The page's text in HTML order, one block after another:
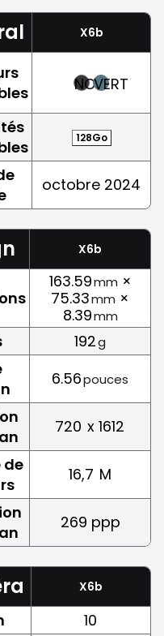
X6b
NOIRVERT
128Go
octobre 2024
X6b
163.59mm ×
75.33mm ×
8.39mm
192g
6.56pouces
720 x 1612
de
16,7 M
269 ppp
X6b
10